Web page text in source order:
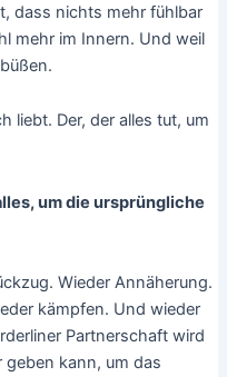
dass nichts mehr fühlbar
mehr im Innern. Und weil
liebt. Der, der alles tut, um
um die ursprüngliche
Wieder Annäherung.
kämpfen. Und wieder
Partnerschaft wird
kann, um das